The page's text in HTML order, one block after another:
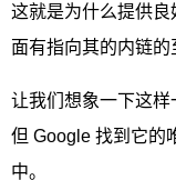
这就是为什么提供
面有指向其的内链的
让我们想象一下这样
但 Google 找到它的
中。